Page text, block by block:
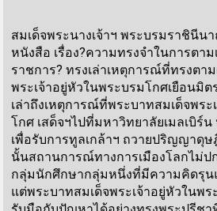
สมเด็จพระนางเจ้าฯ พระบรมราชินีน
หนังสือ เรื่อง?ความทรงจำในการตาม
ราชการ? ทรงเล่าเหตุการณ์ที่ทรงตา
พระเจ้าอยู่หัวในพระบรมโกศเยือนมิ
เล่าถึงเหตุการณ์ที่พระบาทสมเด็จพระ
โกศ เสด็จฯไปที่มหาวิทยาลัยเมลเบิร์น
เพื่อรับการทูลเกล้าฯ ถวายปริญญาดุ
นั้นสถานการณ์ทางการเมืองโลกไม่ป
กลุ่มนักศึกษากลุ่มหนึ่งที่มีความคิดรุน
แต่พระบาทสมเด็จพระเจ้าอยู่หัวในพ